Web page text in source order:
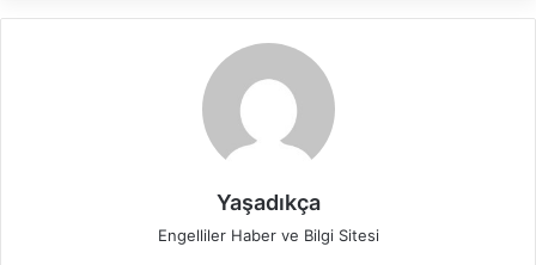
Yaşadıkça
Engelliler Haber ve Bilgi Sitesi